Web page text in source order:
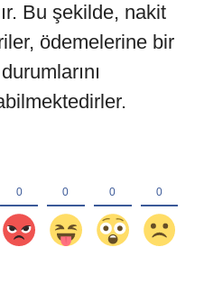
Bu şekilde, nakit
ödemelerine bir